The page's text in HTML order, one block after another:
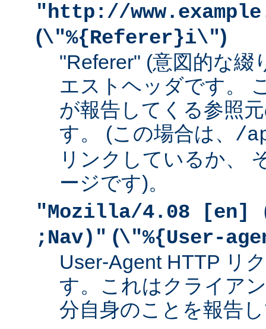
"http://
(\"%{Referer}i\")
"Referer" (意図的な綴
エストヘッダです。
が報告してくる参照
す。 (この場合は、 /
リンクしているか、
ージです)。
"Mozilla/4.08 [en]
;Nav)" (\"%{User-
User-Agent HTTP リ
す。これはクライア
分自身のことを報告